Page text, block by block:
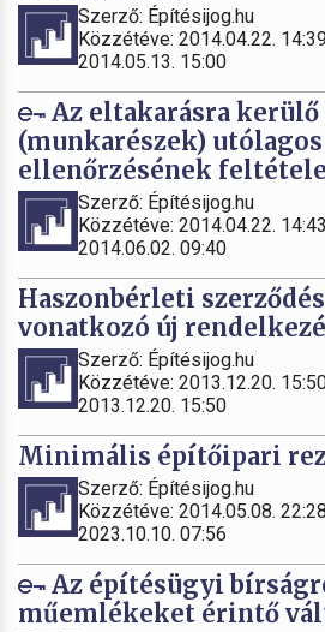
Szerző: Építésijog.hu
Közzétéve: 2014.04.22.
2014.05.13. 15:00
Az eltakarásra
(munkarészek) utólagos
ellenőrzésének
Szerző: Építésijog.hu
Közzétéve: 2014.04.22.
2014.06.02. 09:40
Haszonbérleti
vonatkozó új
Szerző: Építésijog.hu
Közzétéve: 2013.12.20.
2013.12.20. 15:50
Minimális építőipari
Szerző: Építésijog.hu
Közzétéve: 2014.05.08.
2023.10.10. 07:56
Az építésügyi
műemlékeket érintő